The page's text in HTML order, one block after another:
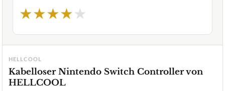
★★★★★
HELLCOOL
Kabelloser Nintendo Switch Controller von
HELLCOOL